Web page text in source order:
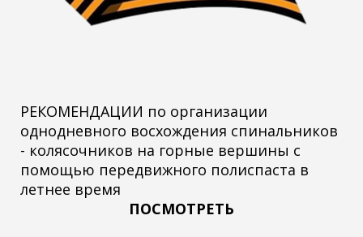
РЕКОМЕНДАЦИИ по организации
однодневного восхождения спинальников
- колясочников на горные вершины с
помощью передвижного полиспаста в
летнее время
ПОСМОТРЕТЬ